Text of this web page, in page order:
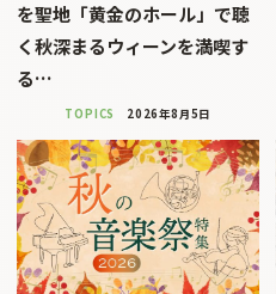
を聖地「黄金のホール」で聴
く秋深まるウィーンを満喫す
る…
TOPICS 2026年8月5日